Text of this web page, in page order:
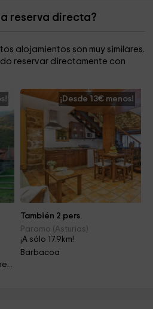
reserva directa?
alojamientos son muy similares.
reservar directamente con
Barbacoa · Mascotas · Chimenea
¡Desde 13€ menos!
También 2 pers.
Paramo (Asturias)
¡A sólo 17.9km!
Barbacoa